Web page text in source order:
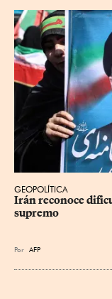
GEOPOLÍTICA
Irán reconoce
supremo
Por AFP